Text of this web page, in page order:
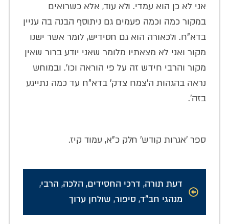
אני לא כן הוא עמדי. ולא עוד, אלא כשרואים
במקור כמה וכמה פעמים גם ניתוסף הבנה בה עניין
בדא"ח. ולכאורה הוא גם חסידיש, לומר אשר ישנו
מקור ואני לא מצאתיו מלומר שאני יודע ברור שאין
מקור והרבי חידש זה על פי הוראה וכו'. ובמוחש
נראה בהגהות ה'צמח צדק' בדא"ח עד כמה נתייגע
בזה'.
ספר 'אגרות קודש' חלק כ"א, עמוד קיז.
דעת תורה, דרכי החסידים, הלכה, הרבי,
מנהגי חב"ד, סיפור, שולחן ערוך